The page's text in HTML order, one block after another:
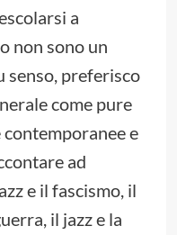
a
non sono un
senso, preferisco
come pure
e
ad
e il fascismo, il
il jazz e la